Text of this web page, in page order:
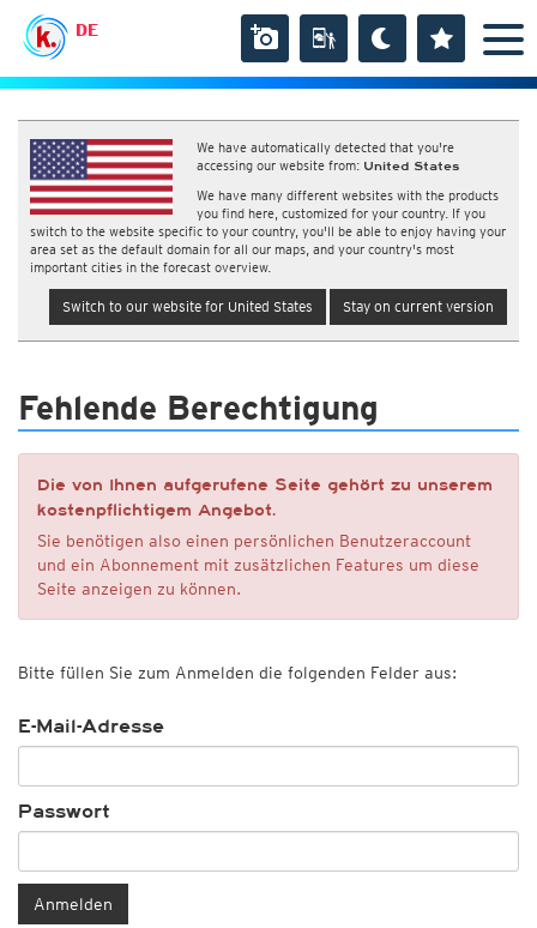
DE
We have automatically detected that you're
accessing our website from: United States
We have many different websites with the products
you find here, customized for your country. If you
switch to the website specific to your country, you'll be able to enjoy having your
area set as the default domain for all our maps, and your country's most
important cities in the forecast overview.
Switch to our website for United States Stay on current version
Fehlende Berechtigung
Die von Ihnen aufgerufene Seite gehört zu unserem
kostenpflichtigem Angebot.
Sie benötigen also einen persönlichen Benutzeraccount
und ein Abonnement mit zusätzlichen Features um diese
Seite anzeigen zu können.
Bitte füllen Sie zum Anmelden die folgenden Felder aus:
E-Mail-Adresse
Passwort
Anmelden